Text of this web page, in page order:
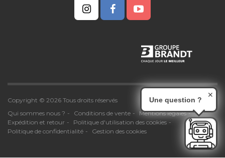
Copyright © 2026 Tous droits réservés
Qui sommes nous ?
Conditions de vente
Mentions légales
Expédition et retour
Politique d'utilisation des cookies
Politique de confidentialité
Gestion des cookies
Une question ?
✕